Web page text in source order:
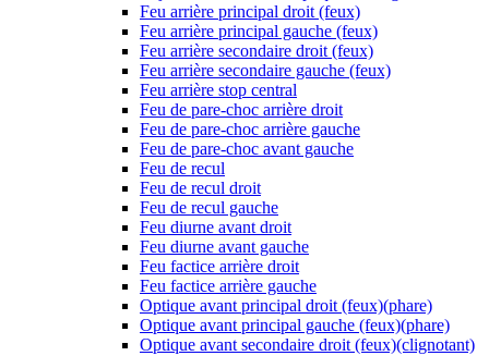
Feu arrière principal droit (feux)
Feu arrière principal gauche (feux)
Feu arrière secondaire droit (feux)
Feu arrière secondaire gauche (feux)
Feu arrière stop central
Feu de pare-choc arrière droit
Feu de pare-choc arrière gauche
Feu de pare-choc avant gauche
Feu de recul
Feu de recul droit
Feu de recul gauche
Feu diurne avant droit
Feu diurne avant gauche
Feu factice arrière droit
Feu factice arrière gauche
Optique avant principal droit (feux)(phare)
Optique avant principal gauche (feux)(phare)
Optique avant secondaire droit (feux)(clignotant)